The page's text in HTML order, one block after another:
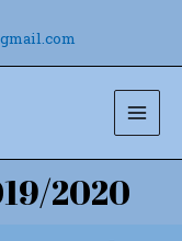
Main
2020